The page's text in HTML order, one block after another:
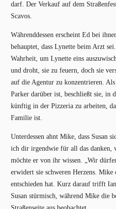
darf. Der Verkauf auf dem
Scavos.
Währenddessen erscheint Ed bei
behauptet, dass Lynette beim Arzt
Wahrheit, um Lynette eins
und droht, sie zu feuern, doch sie
auf die Agentur zu konzentrieren.
Parker darüber ist, beschließt sie, in
künftig in der Pizzeria zu arbeiten,
Familie ist.
Unterdessen ahnt Mike, dass Susan
ich dir irgendwie für all das danken,
möchte er von ihr wissen. „Wir
erwidert sie schweren Herzens. Mike
entschieden hat. Kurz darauf trifft
Susan stürmisch, während Mike die